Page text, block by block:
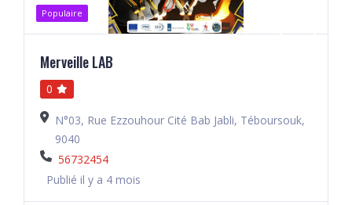
Populaire
Merveille LAB
0
N°03, Rue Ezzouhour Cité Bab Jabli, Téboursouk,
9040
56732454
Publié il y a 4 mois